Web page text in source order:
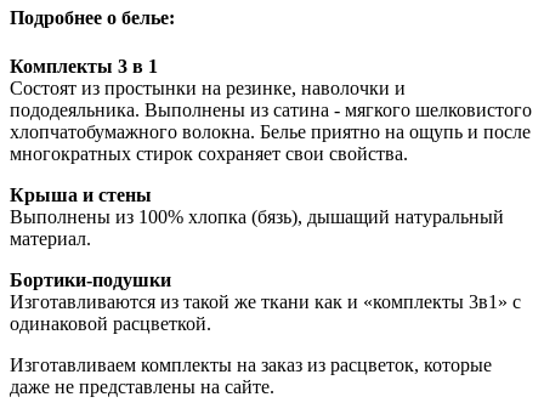
Подробнее о белье:
Комплекты 3 в 1
Состоят из простынки на резинке, наволочки и
пододеяльника. Выполнены из сатина - мягкого шелковистого
хлопчатобумажного волокна. Белье приятно на ощупь и после
многократных стирок сохраняет свои свойства.
Крыша и стены
Выполнены из 100% хлопка (бязь), дышащий натуральный
материал.
Бортики-подушки
Изготавливаются из такой же ткани как и «комплекты 3в1» с
одинаковой расцветкой.
Изготавливаем комплекты на заказ из расцветок, которые
даже не представлены на сайте.